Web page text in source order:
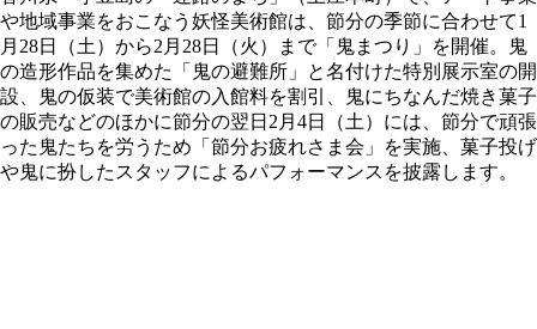
や地域事業をおこなう妖怪美術館は、節分の季節に合わせて1
月28日（土）から2月28日（火）まで「鬼まつり」を開催。鬼
の造形作品を集めた「鬼の避難所」と名付けた特別展示室の開
設、鬼の仮装で美術館の入館料を割引、鬼にちなんだ焼き菓子
の販売などのほかに節分の翌日2月4日（土）には、節分で頑張
った鬼たちを労うため「節分お疲れさま会」を実施、菓子投げ
や鬼に扮したスタッフによるパフォーマンスを披露します。